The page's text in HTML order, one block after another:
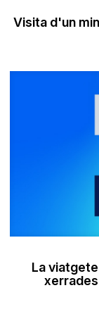
Visita d'un
La